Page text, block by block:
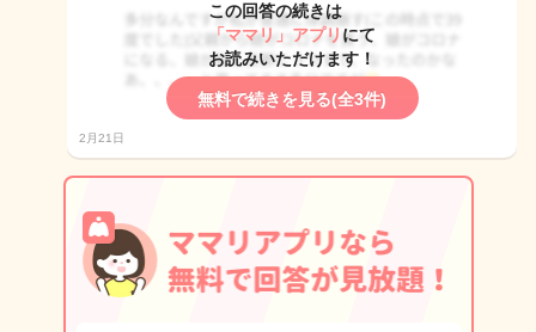
この回答の続きは
「ママリ」アプリ にて
お読みいただけます！
無料で続きを見る(全3件)
2月21日